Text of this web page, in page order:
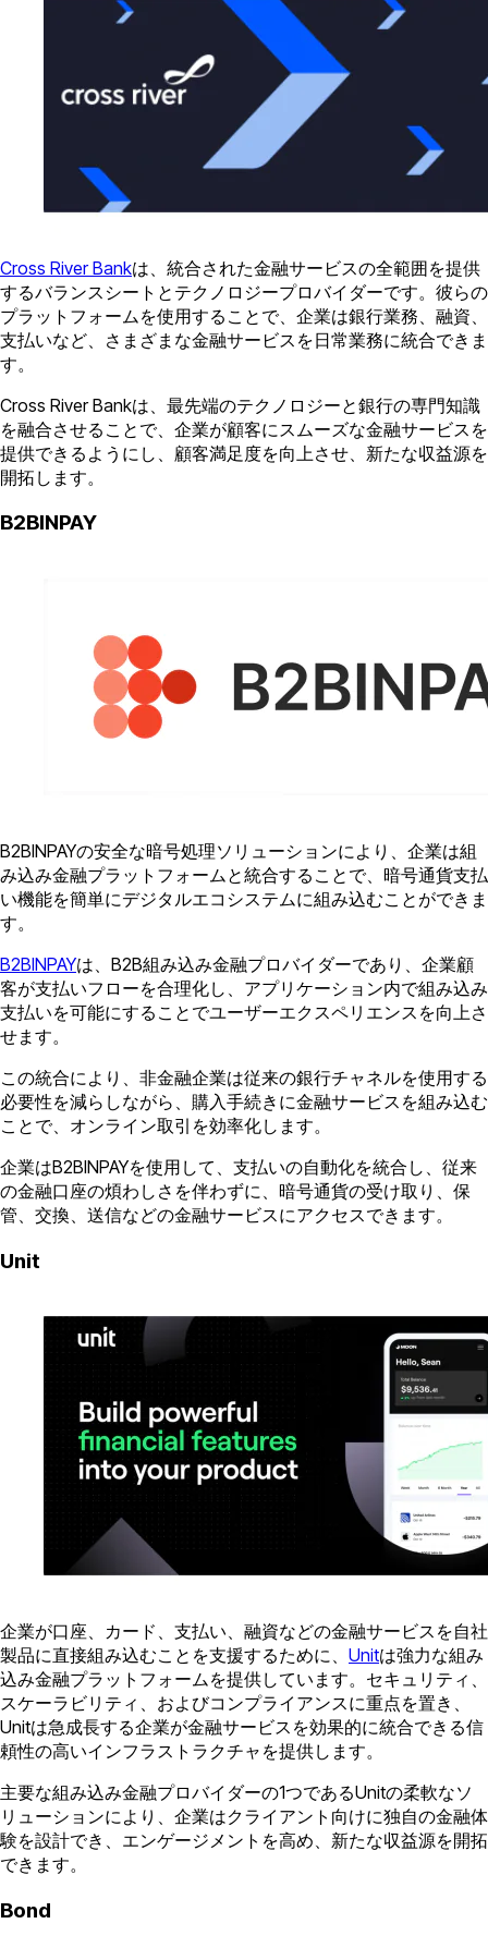
Cross River Bankは、統合された金融サービスの全範囲を提供
するバランスシートとテクノロジープロバイダーです。彼らの
プラットフォームを使用することで、企業は銀行業務、融資、
支払いなど、さまざまな金融サービスを日常業務に統合できま
す。
Cross River Bankは、最先端のテクノロジーと銀行の専門知識
を融合させることで、企業が顧客にスムーズな金融サービスを
提供できるようにし、顧客満足度を向上させ、新たな収益源を
開拓します。
B2BINPAY
B2BINPAYの安全な暗号処理ソリューションにより、企業は組
み込み金融プラットフォームと統合することで、暗号通貨支払
い機能を簡単にデジタルエコシステムに組み込むことができま
す。
B2BINPAYは、B2B組み込み金融プロバイダーであり、企業顧
客が支払いフローを合理化し、アプリケーション内で組み込み
支払いを可能にすることでユーザーエクスペリエンスを向上さ
せます。
この統合により、非金融企業は従来の銀行チャネルを使用する
必要性を減らしながら、購入手続きに金融サービスを組み込む
ことで、オンライン取引を効率化します。
企業はB2BINPAYを使用して、支払いの自動化を統合し、従来
の金融口座の煩わしさを伴わずに、暗号通貨の受け取り、保
管、交換、送信などの金融サービスにアクセスできます。
Unit
企業が口座、カード、支払い、融資などの金融サービスを自社
製品に直接組み込むことを支援するために、 Unitは強力な組み
込み金融プラットフォームを提供しています。セキュリティ、
スケーラビリティ、およびコンプライアンスに重点を置き、
Unitは急成長する企業が金融サービスを効果的に統合できる信
頼性の高いインフラストラクチャを提供します。
主要な組み込み金融プロバイダーの1つであるUnitの柔軟なソ
リューションにより、企業はクライアント向けに独自の金融体
験を設計でき、エンゲージメントを高め、新たな収益源を開拓
できます。
Bond